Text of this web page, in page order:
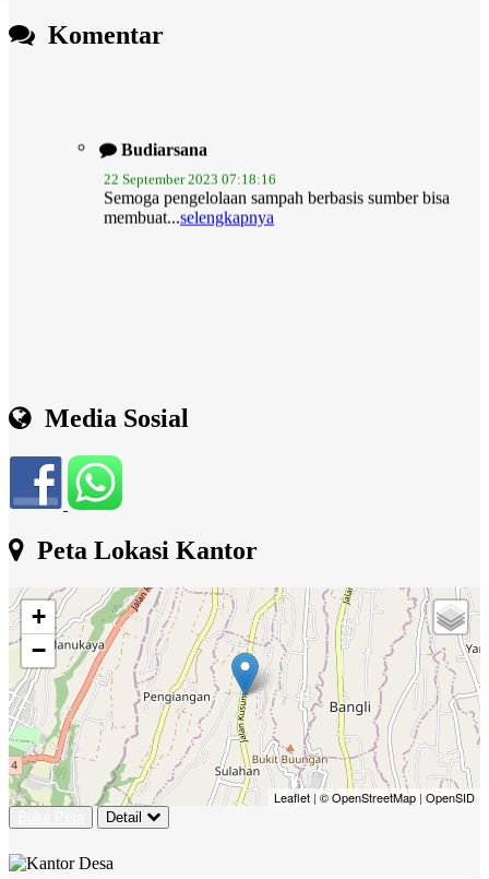
Komentar
22 September 2023 07:18:16
Semoga pengelolaan sampah berbasis sumber bisa
membuat...selengkapnya
Media Sosial
Peta Lokasi Kantor
+
−
Leaflet |© OpenStreetMap | OpenSID
Detail